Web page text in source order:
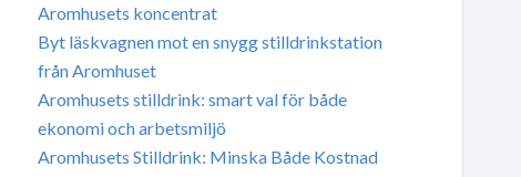
Aromhusets koncentrat
Byt läskvagnen mot en snygg stilldrinkstation
från Aromhuset
Aromhusets stilldrink: smart val för både
ekonomi och arbetsmiljö
Aromhusets Stilldrink: Minska Både Kostnad